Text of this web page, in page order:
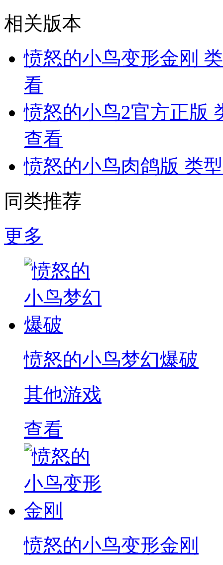
相关版本
愤怒的小鸟变形金刚
看
愤怒的小鸟2官方正版
查看
愤怒的小鸟肉鸽版 类
同类推荐
更多
愤怒的小鸟梦幻爆破
其他游戏
查看
愤怒的小鸟变形金刚